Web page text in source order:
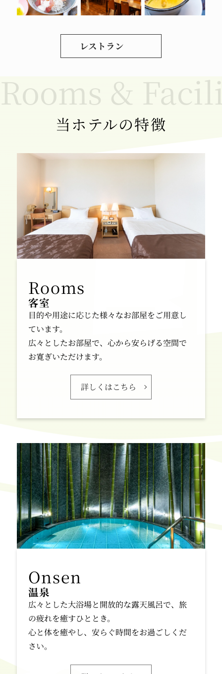
レストラン
当ホテルの特徴
客室
目的や用途に応じた様々なお部屋をご用意し
ています。
広々としたお部屋で、心から安らげる空間で
お寛ぎいただけます。
詳しくはこちら
温泉
広々とした大浴場と開放的な露天風呂で、旅
の疲れを癒すひととき。
心と体を癒やし、安らぐ時間をお過ごしくだ
さい。